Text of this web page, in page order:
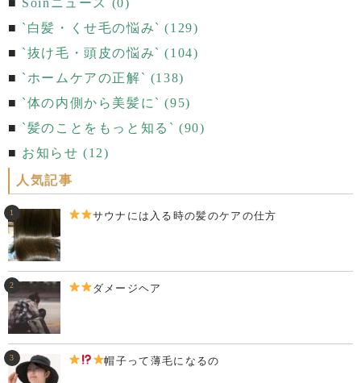
Soinニュース (0)
`白髪・くせ毛の悩み` (129)
`抜け毛・頭皮の悩み` (104)
`ホームケアの正解` (138)
`体の内側から美髪に` (95)
`髪のことをもっと知る` (90)
お知らせ (12)
人気記事
サウナには入る時の髪のケアの仕方
ダメージヘア
帽子って薄毛になるの